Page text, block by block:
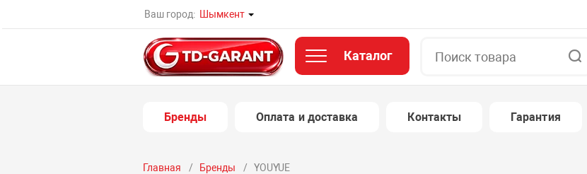
Ваш город: Шымкент
Каталог
Бренды Оплата и доставка Контакты Гарантия
Главная Бренды YOUYUE